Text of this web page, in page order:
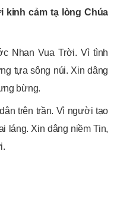
kinh cảm tạ lòng Chúa
Nhan Vua Trời. Vì tình
tựa sông núi. Xin dâng
bừng.
trên trần. Vì người tạo
láng. Xin dâng niềm Tin,